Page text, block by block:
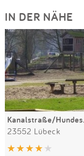
IN DER NÄHE
23552 Lübeck